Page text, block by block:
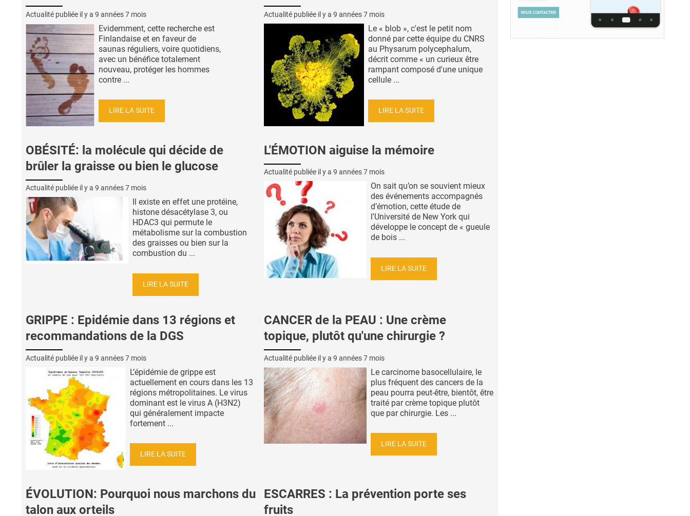
Actualité publiée il y a 9 années 7 mois
Evidemment, cette recherche est
Finlandaise et en faveur de
saunas réguliers, voire quotidiens,
avec un bénéfice totalement
nouveau, protéger les hommes
contre ...
LIRE LA SUITE
Actualité publiée il y a 9 années 7 mois
Le « blob », c'est le petit nom
donné par cette équipe du CNRS
au Physarum polycephalum,
décrit comme « un curieux être
rampant composé d'une unique
cellule ...
LIRE LA SUITE
OBÉSITÉ: la molécule qui décide de
brûler la graisse ou bien le glucose
Actualité publiée il y a 9 années 7 mois
Il existe en effet une protéine,
histone désacétylase 3, ou
HDAC3 qui permute le
métabolisme sur la combustion
des graisses ou bien sur la
combustion du ...
LIRE LA SUITE
L'ÉMOTION aiguise la mémoire
Actualité publiée il y a 9 années 7 mois
On sait qu’on se souvient mieux
des événements accompagnés
d’émotion, cette étude de
l'Université de New York qui
développe le concept de « gueule
de bois ...
LIRE LA SUITE
GRIPPE : Epidémie dans 13 régions et
recommandations de la DGS
Actualité publiée il y a 9 années 7 mois
L’épidémie de grippe est
actuellement en cours dans les 13
régions métropolitaines. Le virus
dominant est le virus A (H3N2)
qui généralement impacte
fortement ...
LIRE LA SUITE
CANCER de la PEAU : Une crème
topique, plutôt qu'une chirurgie ?
Actualité publiée il y a 9 années 7 mois
Le carcinome basocellulaire, le
plus fréquent des cancers de la
peau pourra peut-être, bientôt, être
traité par crème topique plutôt
que par chirurgie. Les ...
LIRE LA SUITE
ÉVOLUTION: Pourquoi nous marchons du
talon aux orteils
ESCARRES : La prévention porte ses
fruits